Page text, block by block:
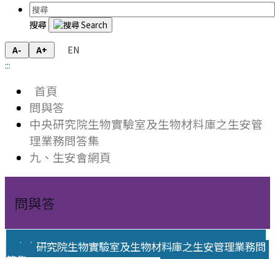
搜尋
A- A+
EN
:::
首頁
問與答
中央研究院生物實驗室及生物材料庫之生安管
理業務問答集
九、生安會網頁
問與答
中央研究院生物實驗室及生物材料庫之生安管理業務問